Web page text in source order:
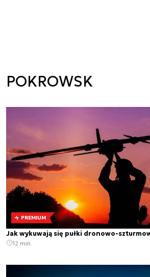
POKROWSK
PREMIUM
Jak wykuwają się pułki dronowo-
12 min.